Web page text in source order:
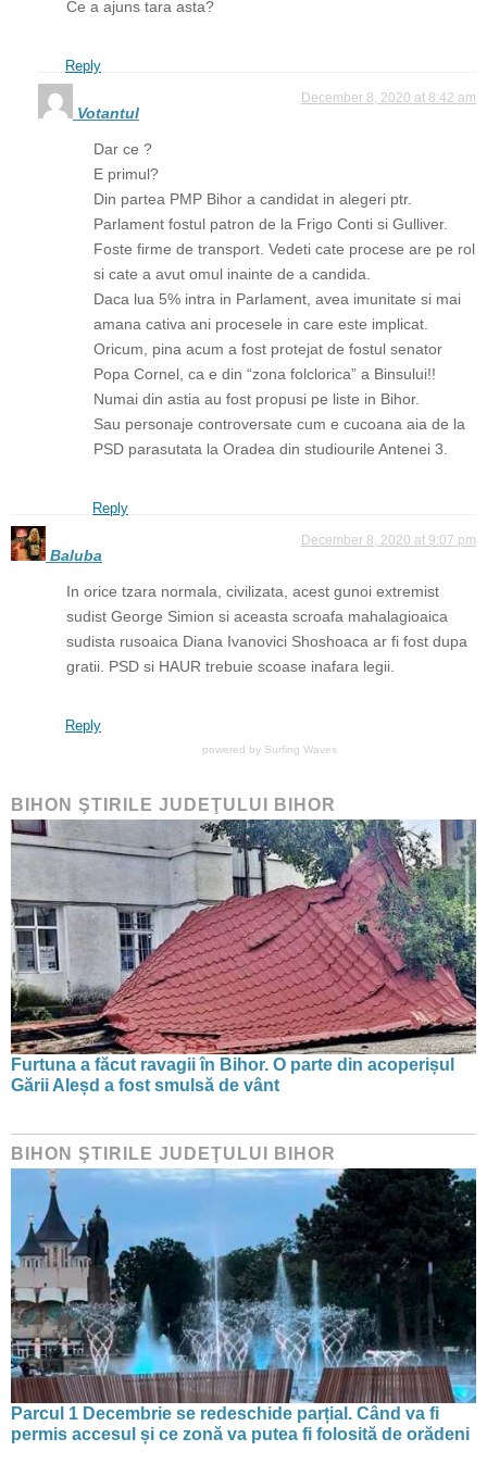
Ce a ajuns tara asta?
Reply
Votantul
December 8, 2020 at 8:42 am
Dar ce ?
E primul?
Din partea PMP Bihor a candidat in alegeri ptr.
Parlament fostul patron de la Frigo Conti si Gulliver.
Foste firme de transport. Vedeti cate procese are pe rol
si cate a avut omul inainte de a candida.
Daca lua 5% intra in Parlament, avea imunitate si mai
amana cativa ani procesele in care este implicat.
Oricum, pina acum a fost protejat de fostul senator
Popa Cornel, ca e din “zona folclorica” a Binsului!!
Numai din astia au fost propusi pe liste in Bihor.
Sau personaje controversate cum e cucoana aia de la
PSD parasutata la Oradea din studiourile Antenei 3.
Reply
Baluba
December 8, 2020 at 9:07 pm
In orice tzara normala, civilizata, acest gunoi extremist
sudist George Simion si aceasta scroafa mahalagioaica
sudista rusoaica Diana Ivanovici Shoshoaca ar fi fost dupa
gratii. PSD si HAUR trebuie scoase inafara legii.
Reply
powered by Surfing Waves
BIHON ŞTIRILE JUDEŢULUI BIHOR
Furtuna a făcut ravagii în Bihor. O parte din acoperișul
Gării Aleșd a fost smulsă de vânt
BIHON ŞTIRILE JUDEŢULUI BIHOR
Parcul 1 Decembrie se redeschide parțial. Când va fi
permis accesul și ce zonă va putea fi folosită de orădeni